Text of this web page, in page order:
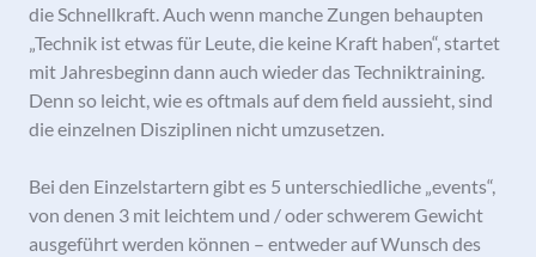
die Schnellkraft. Auch wenn manche Zungen behaupten
„Technik ist etwas für Leute, die keine Kraft haben“, startet
mit Jahresbeginn dann auch wieder das Techniktraining.
Denn so leicht, wie es oftmals auf dem field aussieht, sind
die einzelnen Disziplinen nicht umzusetzen.
Bei den Einzelstartern gibt es 5 unterschiedliche „events“,
von denen 3 mit leichtem und / oder schwerem Gewicht
ausgeführt werden können – entweder auf Wunsch des